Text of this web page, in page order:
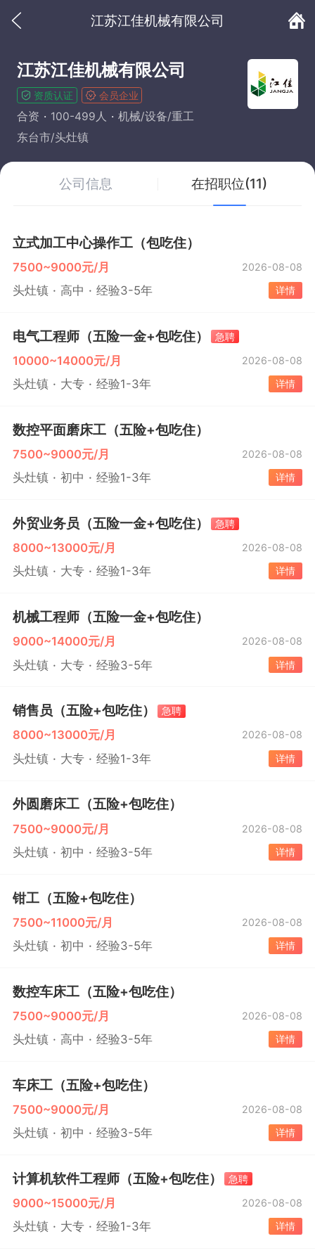
江苏江佳机械有限公司
江苏江佳机械有限公司
资质认证 会员企业
合资 100-499人
机械/设备/重工
东台市/头灶镇
公司信息 在招职位(11)
立式加工中心操作工（包吃住）
7500~9000元/月 2026-08-08
头灶镇 高中 经验3-5年 详情
电气工程师（五险一金+包吃住） 急聘
10000~14000元/月 2026-08-08
头灶镇 大专 经验1-3年 详情
数控平面磨床工（五险+包吃住）
7500~9000元/月 2026-08-08
头灶镇 初中 经验1-3年 详情
外贸业务员（五险一金+包吃住） 急聘
8000~13000元/月 2026-08-08
头灶镇 大专 经验1-3年 详情
机械工程师（五险一金+包吃住）
9000~14000元/月 2026-08-08
头灶镇 大专 经验3-5年 详情
销售员（五险+包吃住） 急聘
8000~13000元/月 2026-08-08
头灶镇 大专 经验1-3年 详情
外圆磨床工（五险+包吃住）
7500~9000元/月 2026-08-08
头灶镇 初中 经验3-5年 详情
钳工（五险+包吃住）
7500~11000元/月 2026-08-08
头灶镇 初中 经验3-5年 详情
数控车床工（五险+包吃住）
7500~9000元/月 2026-08-08
头灶镇 高中 经验3-5年 详情
车床工（五险+包吃住）
7500~9000元/月 2026-08-08
头灶镇 初中 经验3-5年 详情
计算机软件工程师（五险+包吃住） 急聘
9000~15000元/月 2026-08-08
头灶镇 大专 经验1-3年 详情